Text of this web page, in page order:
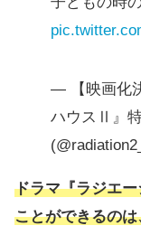
— 【映画化
ハウスⅡ』
ドラマ『ラジエ
ことができるの